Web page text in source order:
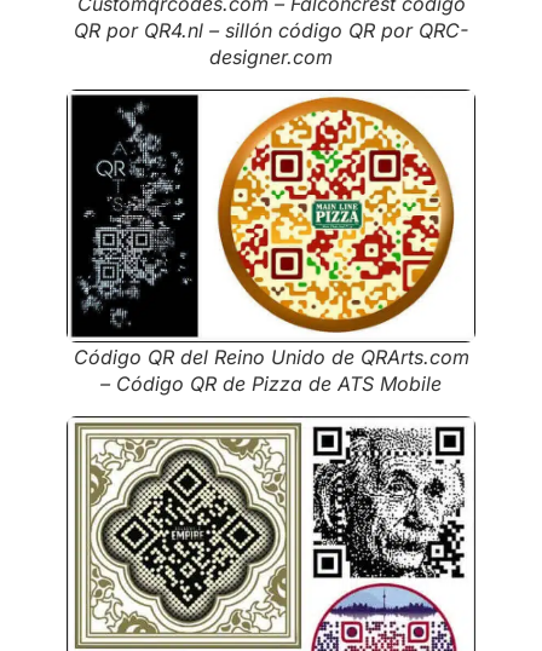
QR por QR4.nl – sillón código QR por QRC-
designer.com
Código QR del Reino Unido de QRArts.com
– Código QR de Pizza de ATS Mobile